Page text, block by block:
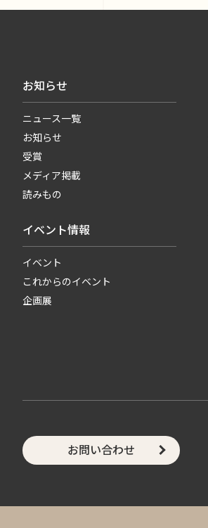
お知らせ
ニュース一覧
お知らせ
受賞
メディア掲載
読みもの
イベント情報
イベント
これからのイベント
企画展
お問い合わせ